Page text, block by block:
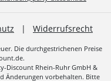
| Widerrufsrecht
Die durchgestrichenen Preise
Discount Rhein-Ruhr GmbH &
Änderungen vorbehalten. Bitte